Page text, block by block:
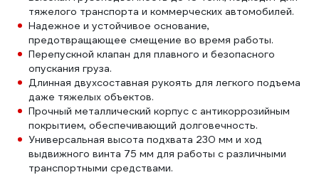
тяжелого транспорта и коммерческих автомобилей.
Надежное и устойчивое основание,
предотвращающее смещение во время работы.
Перепускной клапан для плавного и безопасного
опускания груза.
Длинная двухсоставная рукоять для легкого подъема
даже тяжелых объектов.
Прочный металлический корпус с антикоррозийным
покрытием, обеспечивающий долговечность.
Универсальная высота подхвата 230 мм и ход
выдвижного винта 75 мм для работы с различными
транспортными средствами.